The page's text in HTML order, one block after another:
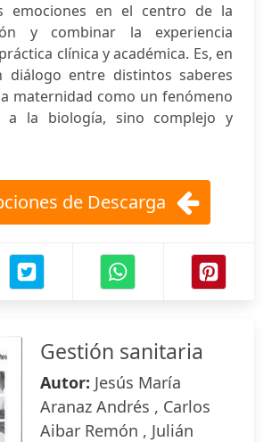
emociones en el centro de la
y combinar la experiencia
clínica y académica. Es, en
diálogo entre distintos saberes
maternidad como un fenómeno
a la biología, sino complejo y
de Descarga
Gestión sanitaria
Autor: Jesús María
Aranaz Andrés , Carlos
Aibar Remón , Julián